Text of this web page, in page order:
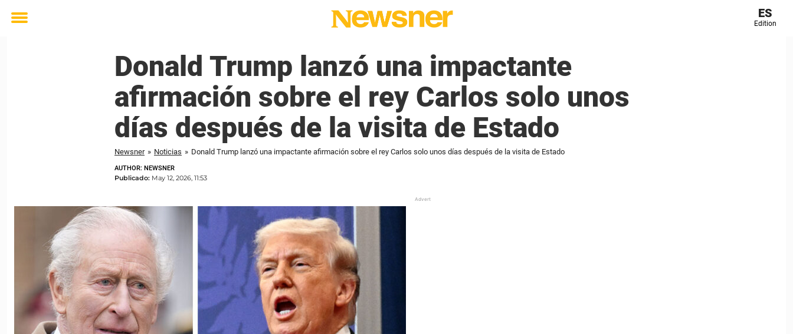
Toggle
ES
Edition
Donald Trump lanzó una impactante
afirmación sobre el rey Carlos solo unos
días después de la visita de Estado
Newsner » Noticias » Donald Trump lanzó una impactante afirmación sobre el rey Carlos solo unos días después de la visita de Estado
AUTHOR: NEWSNER
Publicado: May 12, 2026, 11:53